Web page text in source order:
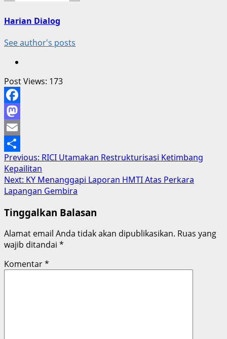
Harian Dialog
See author's posts
Post Views: 173
Facebook
Mastodon
Email
Share
Post
navigation
Previous: RICI Utamakan Restrukturisasi Ketimbang
Kepailitan
Next: KY Menanggapi Laporan HMTI Atas Perkara
Lapangan Gembira
Tinggalkan Balasan
Alamat email Anda tidak akan dipublikasikan. Ruas yang
wajib ditandai *
Komentar*